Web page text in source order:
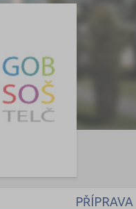
PŘÍPRAVA